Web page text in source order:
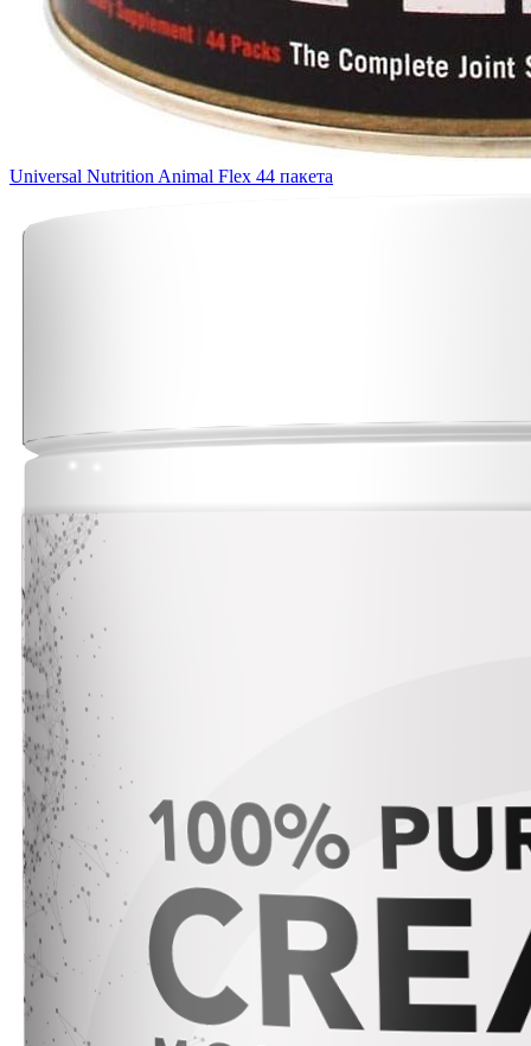
Universal Nutrition Animal Flex 44 пакета